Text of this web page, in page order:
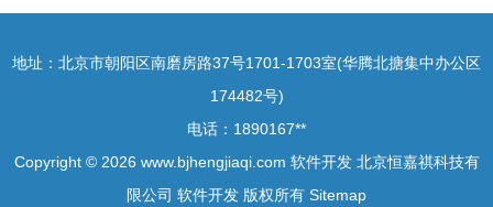
地址：北京市朝阳区南磨房路37号1701-1703室(华腾北搪集中办公区
174482号)
电话：1890167**
Copyright © 2026 www.bjhengjiaqi.com 软件开发 北京恒嘉祺科技有
限公司 软件开发 版权所有 Sitemap